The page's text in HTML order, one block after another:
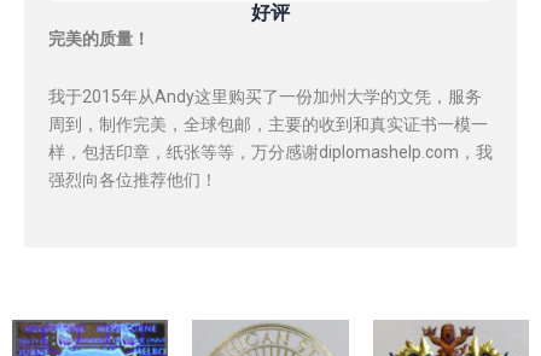
好评
完美的质量！
我于2015年从Andy这里购买了一份加州大学的文凭，服务
周到，制作完美，全球包邮，主要的收到和真实证书一模一
样，包括印章，纸张等等，万分感谢diplomashelp.com，我
强烈向各位推荐他们！